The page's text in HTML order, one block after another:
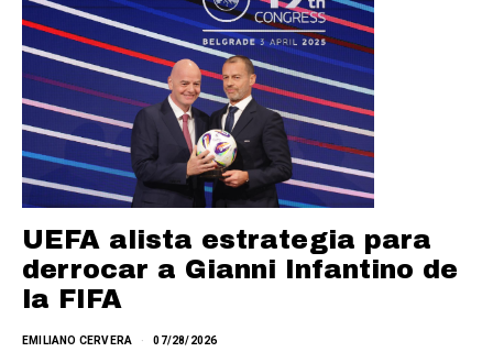
UEFA alista estrategia para
derrocar a Gianni Infantino de
la FIFA
EMILIANO CERVERA 07/28/2026